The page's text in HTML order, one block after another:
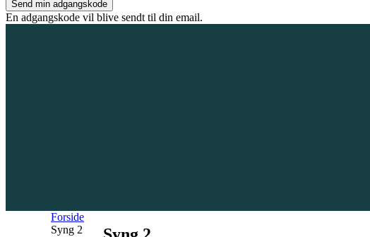
En adgangskode vil blive sendt til din email.
Forside
Syng 2